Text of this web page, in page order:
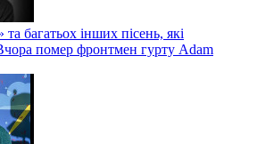
багатьох інших пісень, які
помер фронтмен гурту Adam